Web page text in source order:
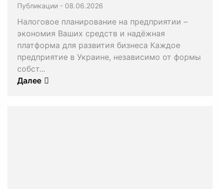
Публикации -
Налоговое планирование на предприятии –
экономия Ваших средств и надёжная
платформа для развития бизнеса Каждое
предприятие в Украине, независимо от формы
собст...
Далее